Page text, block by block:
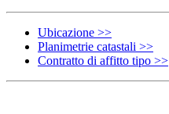
Ubicazione >>
Planimetrie catastali >>
Contratto di affitto tipo >>